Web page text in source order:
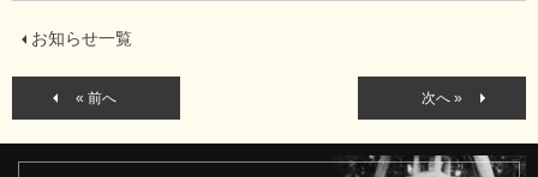
お知らせ一覧
« 前へ 次へ »